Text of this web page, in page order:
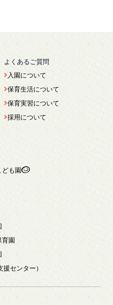
よくあるご質問
入園について
保育生活について
保育実習について
採用について
も園
園
センター）